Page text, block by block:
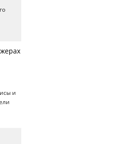
и